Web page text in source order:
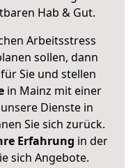
Hab & Gut.
Arbeitsstress
sollen, dann
Sie und stellen
in Mainz mit einer
Dienste in
Sie sich zurück.
Erfahrung in der
sich Angebote.